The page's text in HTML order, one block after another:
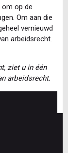
op de
Om aan die
vernieuwd
arbeidsrecht.
ziet u in één
arbeidsrecht.